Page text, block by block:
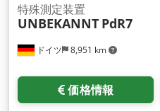
ドイツ 8,951 km
特殊測定装置
UNBEKANNT PdR7
価格情報